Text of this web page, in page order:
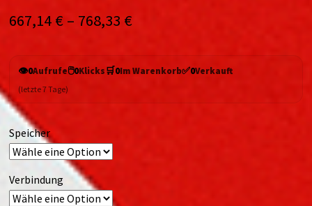
667,14 € – 768,33 €
👁️0Aufrufe🖱️0Klicks🛒0Im Warenkorb✅0Verkauft
(letzte 7 Tage)
Speicher
Verbindung